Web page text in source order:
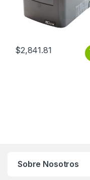
$2,841.81
Sobre Nosotros